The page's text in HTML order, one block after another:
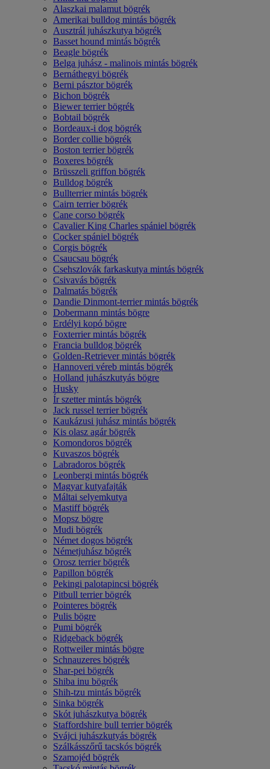
Alaszkai malamut bögrék
Amerikai bulldog mintás bögrék
Ausztrál juhászkutya bögrék
Basset hound mintás bögrék
Beagle bögrék
Belga juhász - malinois mintás bögrék
Bernáthegyi bögrék
Berni pásztor bögrék
Bichon bögrék
Biewer terrier bögrék
Bobtail bögrék
Bordeaux-i dog bögrék
Border collie bögrék
Boston terrier bögrék
Boxeres bögrék
Brüsszeli griffon bögrék
Bulldog bögrék
Bullterrier mintás bögrék
Cairn terrier bögrék
Cane corso bögrék
Cavalier King Charles spániel bögrék
Cocker spániel bögrék
Corgis bögrék
Csaucsau bögrék
Csehszlovák farkaskutya mintás bögrék
Csivavás bögrék
Dalmatás bögrék
Dandie Dinmont-terrier mintás bögrék
Dobermann mintás bögre
Erdélyi kopó bögre
Foxterrier mintás bögrék
Francia bulldog bögrék
Golden-Retriever mintás bögrék
Hannoveri véreb mintás bögrék
Holland juhászkutyás bögre
Husky
Ír szetter mintás bögrék
Jack russel terrier bögrék
Kaukázusi juhász mintás bögrék
Kis olasz agár bögrék
Komondoros bögrék
Kuvaszos bögrék
Labradoros bögrék
Leonbergi mintás bögrék
Magyar kutyafajták
Máltai selyemkutya
Mastiff bögrék
Mopsz bögre
Mudi bögrék
Német dogos bögrék
Németjuhász bögrék
Orosz terrier bögrék
Papillon bögrék
Pekingi palotapincsi bögrék
Pitbull terrier bögrék
Pointeres bögrék
Pulis bögre
Pumi bögrék
Ridgeback bögrék
Rottweiler mintás bögre
Schnauzeres bögrék
Shar-pei bögrék
Shiba inu bögrék
Shih-tzu mintás bögrék
Sinka bögrék
Skót juhászkutya bögrék
Staffordshire bull terrier bögrék
Svájci juhászkutyás bögrék
Szálkásszőrű tacskós bögrék
Szamojéd bögrék